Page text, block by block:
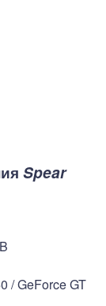
Spear
/ GeForce GT